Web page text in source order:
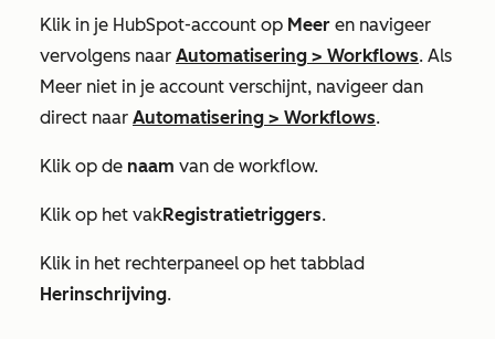
Klik in je HubSpot-account op Meer en navigeer
vervolgens naar Automatisering > Workflows. Als
Meer niet in je account verschijnt, navigeer dan
direct naar Automatisering > Workflows.
Klik op de naam van de workflow.
Klik op het vakRegistratietriggers.
Klik in het rechterpaneel op het tabblad
Herinschrijving.